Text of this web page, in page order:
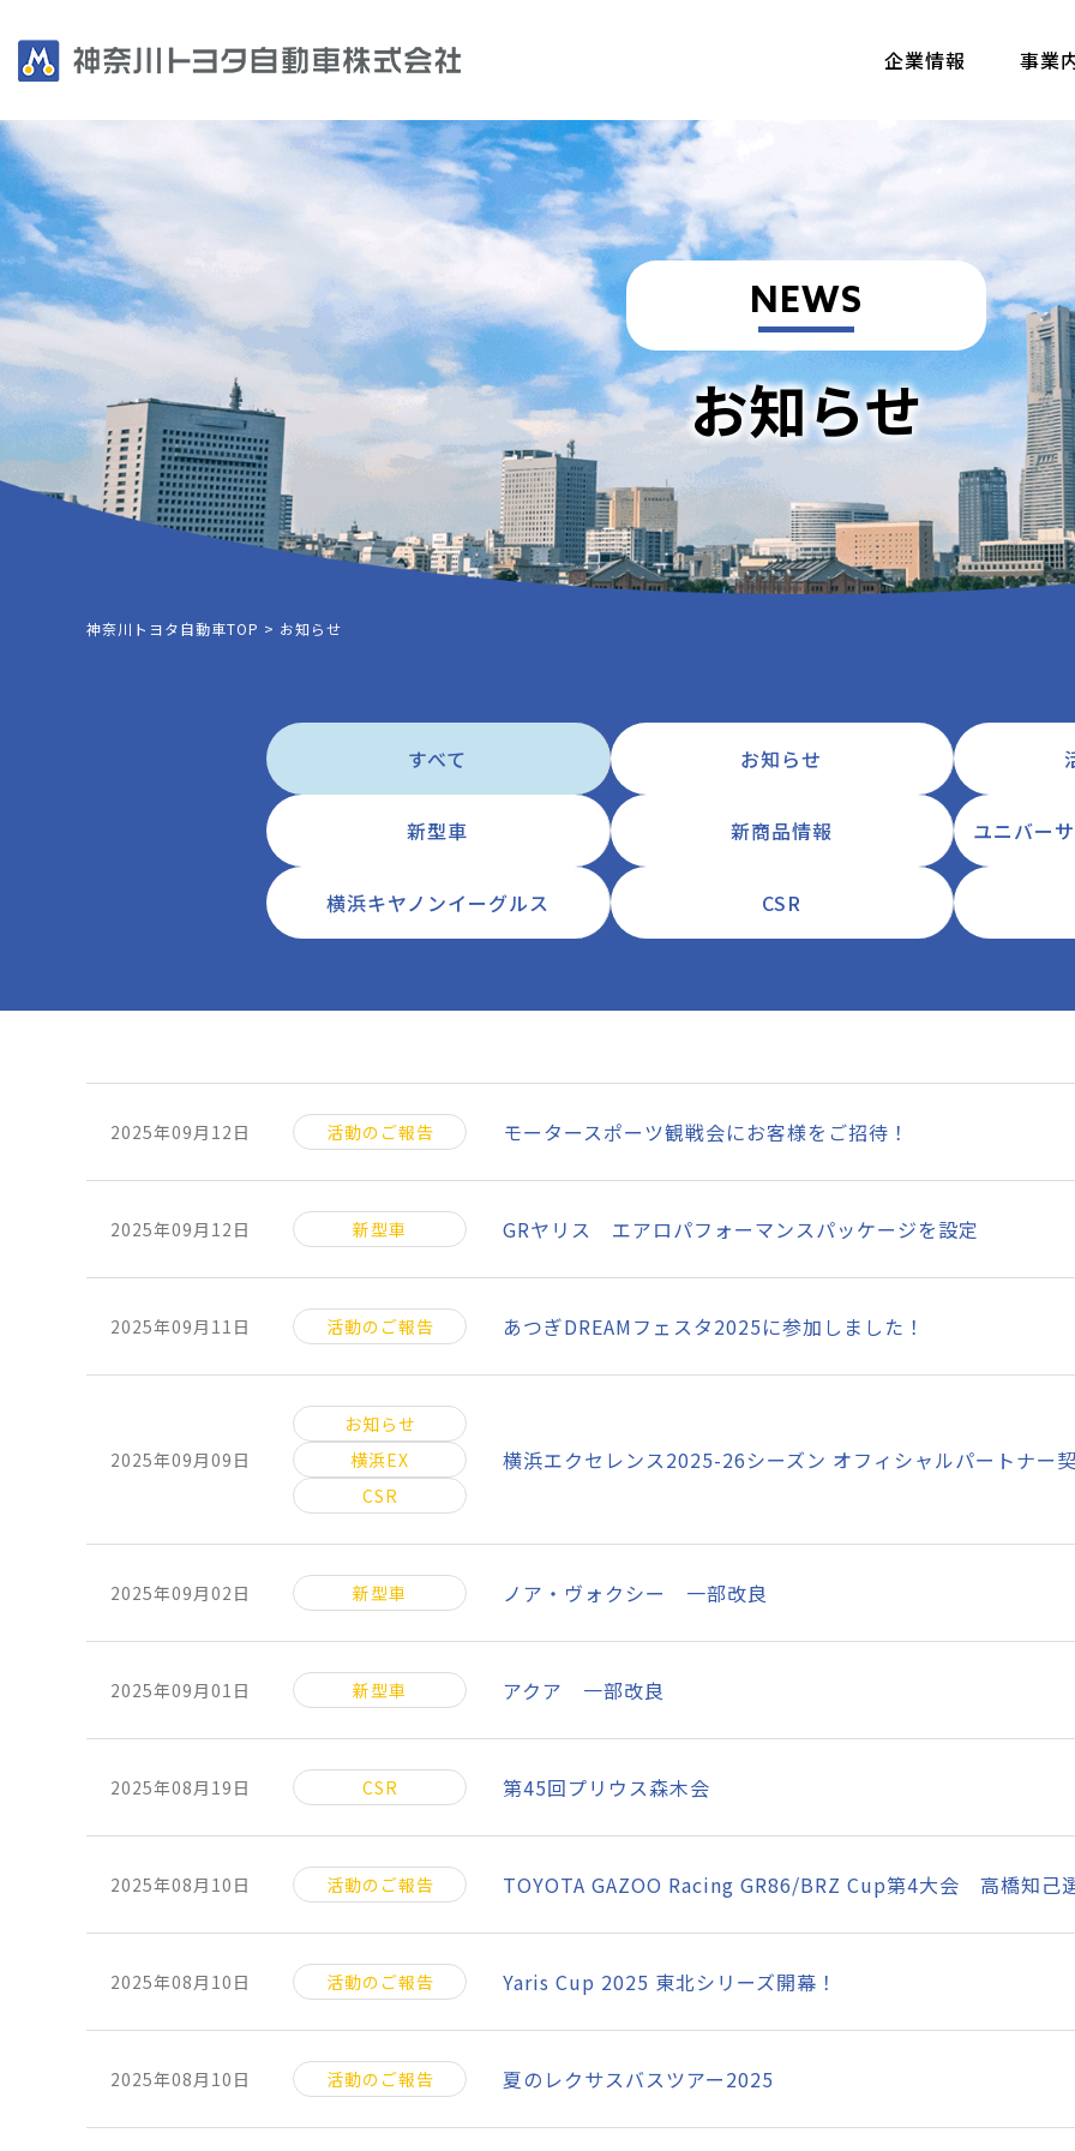
企業情報 事業
NEWS
お知らせ
神奈川トヨタ自動車TOP > お知らせ
すべて お知らせ
新型車 新商品情報 ユニバー
横浜キヤノンイーグルス CSR
2025年09月12日 活動のご報告 モータースポーツ観戦会にお客様をご招待！
2025年09月12日 新型車 GRヤリス エアロパフォーマンスパッケージを設定
2025年09月11日 活動のご報告 あつぎDREAMフェスタ2025に参加しました！
2025年09月09日
お知らせ
横浜EX
CSR
横浜エクセレンス2025-26シーズン オフィシャルパートナー
2025年09月02日 新型車 ノア・ヴォクシー 一部改良
2025年09月01日 新型車 アクア 一部改良
2025年08月19日 CSR 第45回プリウス森木会
2025年08月10日 活動のご報告 TOYOTA GAZOO Racing GR86/BRZ Cup第4大会 高橋知己
2025年08月10日 活動のご報告 Yaris Cup 2025 東北シリーズ開幕！
2025年08月10日 活動のご報告 夏のレクサスバスツアー2025